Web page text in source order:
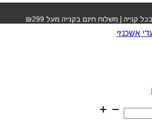
קנייה | משלוח חינם בקנייה מעל ₪299
שמפו יבש – K18
הוא:
₪179.00.